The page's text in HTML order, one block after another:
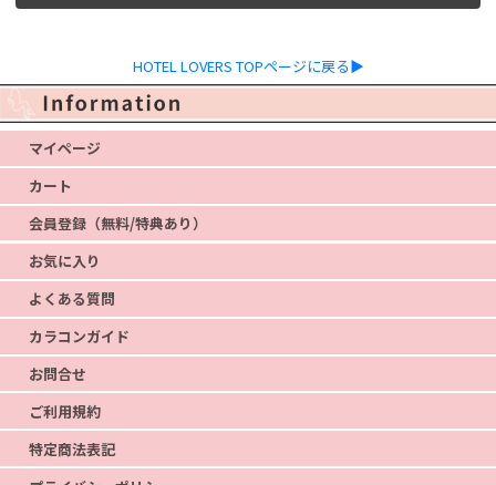
HOTEL LOVERS TOPページに戻る▶
マイページ
カート
会員登録（無料/特典あり）
お気に入り
よくある質問
カラコンガイド
お問合せ
ご利用規約
特定商法表記